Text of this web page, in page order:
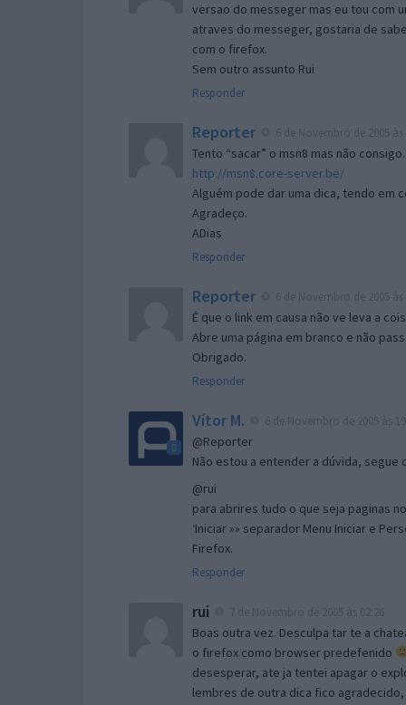
versao do messeger mas eu tou com
atraves do messeger, gostaria de
com o firefox.
Sem outro assunto Rui
Responder
Reporter
Tento “sacar” o msn8 mas não
http://msn8.core-server.be/
Alguém pode dar uma dica, tendo em
Agradeço.
ADias
Responder
Reporter
É que o link em causa não ve leva a
Abre uma página em branco e não
Obrigado.
Responder
Vítor M.
@Reporter
Não estou a entender a dúvida,
@rui
para abrires tudo o que seja paginas
‘Iniciar »» separador Menu Iniciar e
Firefox.
Responder
rui
Boas outra vez. Desculpa tar te a
o firefox como browser predefenido
desesperar, ate ja tentei apagar o
lembres de outra dica fico